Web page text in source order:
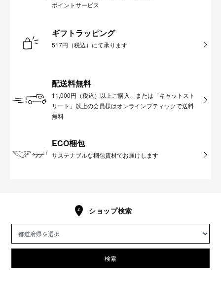
ポイントサービス
ギフトラッピング
517円（税込）にて承ります
配送料無料
11,000円（税込）以上ご購入、または「キャットスト
リート」以上の会員様はオンラインブティックで送料
無料
ECO梱包
サステナブルな梱包資材でお届けします
ショップ検索
検索